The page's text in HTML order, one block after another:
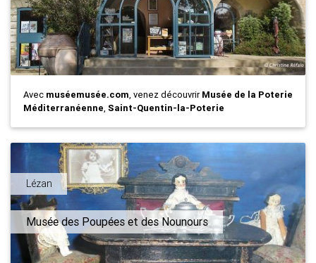
Avec muséemusée.com, venez découvrirMusée de la Poterie
Méditerranéenne, Saint-Quentin-la-Poterie
Lézan
Musée des Poupées et des Nounours